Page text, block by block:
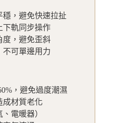
穩，避免快速拉扯
下軌同步操作
度，避免歪斜
不可單邊用力
，避免過度潮濕
成材質老化
電暖器）